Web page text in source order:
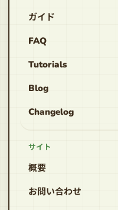
ガイド
FAQ
Tutorials
Blog
Changelog
サイト
概要
お問い合わせ